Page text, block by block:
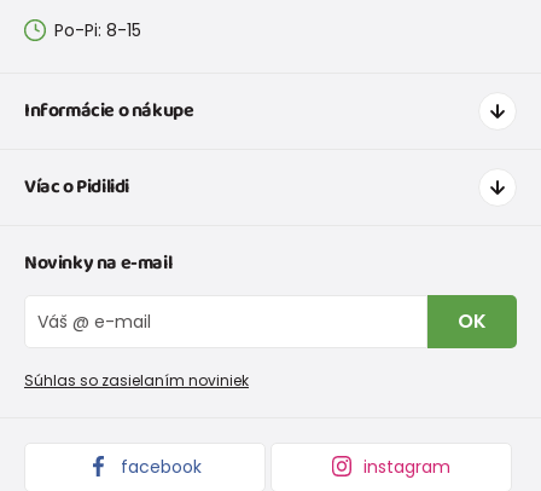
Po-Pi: 8-15
Informácie o nákupe
Doprava a platba
Tabuľka veľkostí obuvi
Vrátenie tovaru a reklamacie
Reklamačný poriadok
Nevyzdvihnutá objednávka na dobierku
Víac o Pidilidi
O nás
Blog
Veľkoobchod PiDiLiDi
Kolekcie tovaru
Novinky na e-mail
OK
Súhlas so zasielaním noviniek
facebook instagram